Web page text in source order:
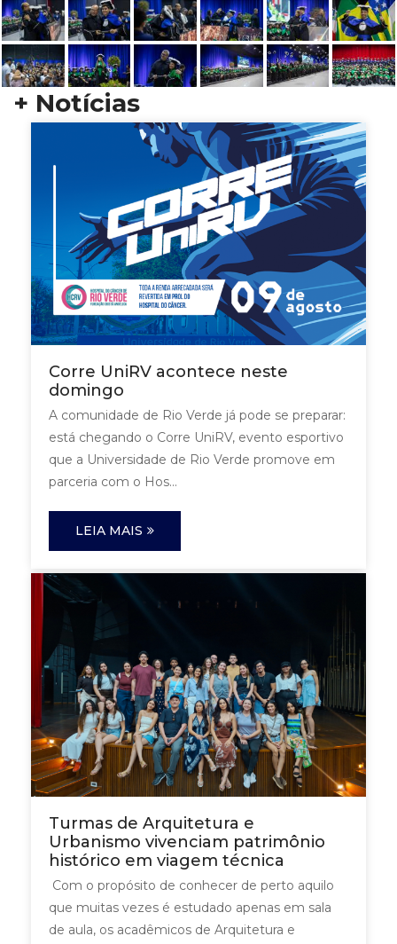
+ Notícias
Corre UniRV acontece neste
domingo
A comunidade de Rio Verde já pode se preparar:
está chegando o Corre UniRV, evento esportivo
que a Universidade de Rio Verde promove em
parceria com o Hos...
LEIA MAIS
Turmas de Arquitetura e
Urbanismo vivenciam patrimônio
histórico em viagem técnica
Com o propósito de conhecer de perto aquilo
que muitas vezes é estudado apenas em sala
de aula, os acadêmicos de Arquitetura e